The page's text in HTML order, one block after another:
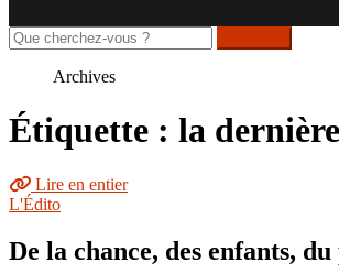
Rechercher
sur
Archives
Étiquette : la
Lire en entier
L'Édito
De la chance, des enfants,